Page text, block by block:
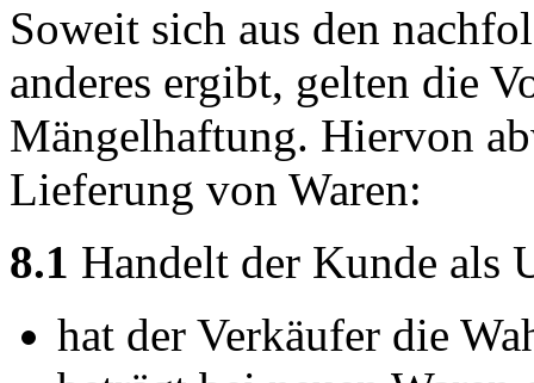
Soweit sich aus den
anderes ergibt, gelten die
Mängelhaftung. Hiervon
Lieferung von Waren:
8.1 Handelt der Kunde als
hat der Verkäufer die